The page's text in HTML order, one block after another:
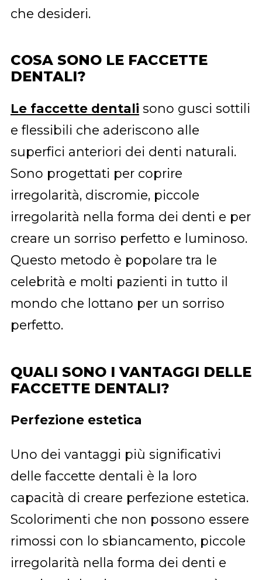
che desideri.
COSA SONO LE FACCETTE
DENTALI?
Le faccette dentali sono gusci sottili
e flessibili che aderiscono alle
superfici anteriori dei denti naturali.
Sono progettati per coprire
irregolarità, discromie, piccole
irregolarità nella forma dei denti e per
creare un sorriso perfetto e luminoso.
Questo metodo è popolare tra le
celebrità e molti pazienti in tutto il
mondo che lottano per un sorriso
perfetto.
QUALI SONO I VANTAGGI DELLE
FACCETTE DENTALI?
Perfezione estetica
Uno dei vantaggi più significativi
delle faccette dentali è la loro
capacità di creare perfezione estetica.
Scolorimenti che non possono essere
rimossi con lo sbiancamento, piccole
irregolarità nella forma dei denti e